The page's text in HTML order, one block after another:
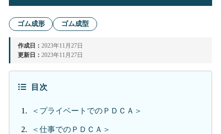
ゴム成形 ゴム成型
作成日： 2023年11月27日
更新日： 2023年11月27日
目次
＜プライベートでのＰＤＣＡ＞
＜仕事でのＰＤＣＡ＞